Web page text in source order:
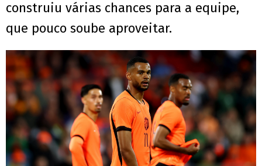
construiu várias chances para a equipe,
que pouco soube aproveitar.